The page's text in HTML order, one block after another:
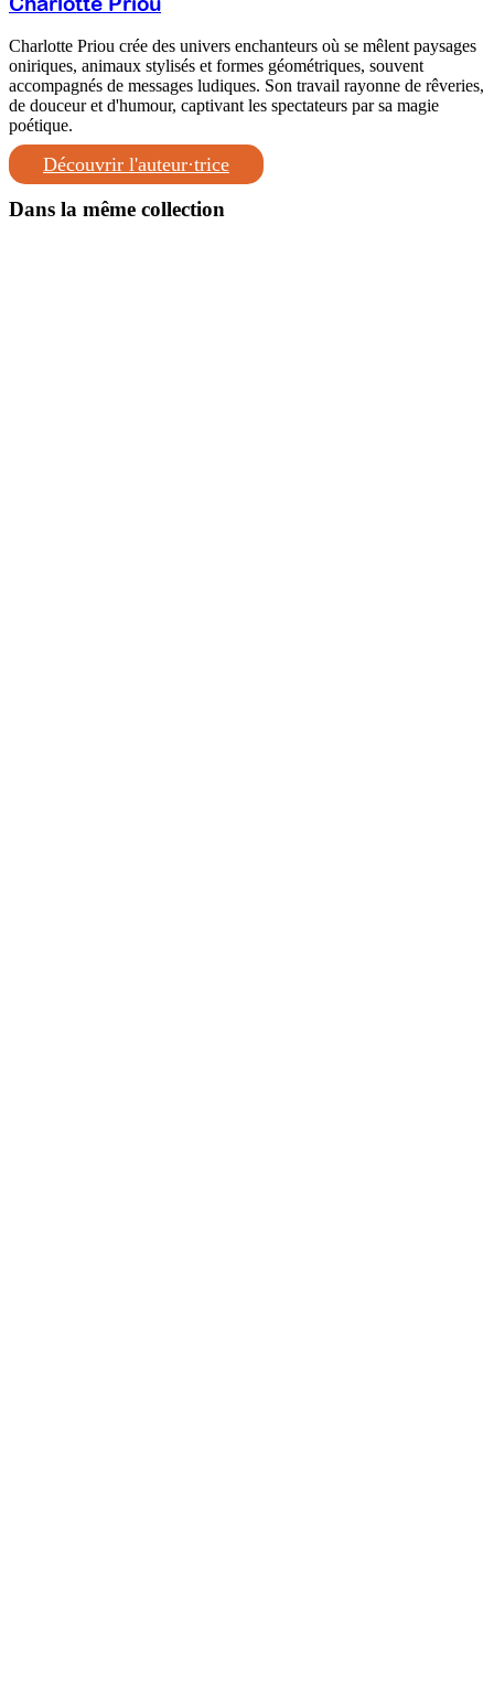
Charlotte Priou crée des univers enchanteurs où se mêlent paysages
oniriques, animaux stylisés et formes géométriques, souvent
accompagnés de messages ludiques. Son travail rayonne de rêveries,
de douceur et d'humour, captivant les spectateurs par sa magie
poétique.
Découvrir l'auteur·trice
Dans la même collection